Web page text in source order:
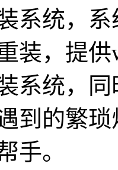
系统，
装，提
系统，
到的繁
手。